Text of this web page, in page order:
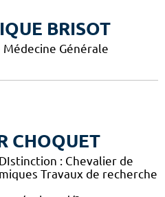
BRISOT
Générale
CHOQUET
DIstinction : Chevalier de
Travaux de recherche